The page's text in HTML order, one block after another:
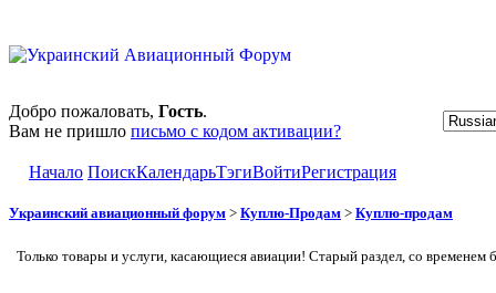
Добро пожаловать, Гость.
Вам не пришло письмо с кодом активации?
Начало ПоискКалендарьТэгиВойтиРегистрация
Украинский авиационный форум > Куплю-Продам > Куплю-продам
Только товары и услуги, касающиеся авиации! Старый раздел, со временем